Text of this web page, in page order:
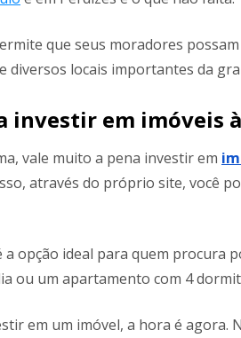
que seus moradores
diversos locais importantes da
investir em imóveis
vale muito a pena investir em
através do próprio site, você
a opção ideal para quem procura
ou um apartamento com 4
em um imóvel, a hora é agora.